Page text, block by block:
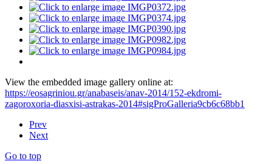
View the embedded image gallery online at:
https://eosagriniou.gr/anabaseis/anav-2014/152-ekdromi-
zagoroxoria-diasxisi-astrakas-2014#sigProGalleria9cb6c68bb1
Prev
Next
Go to top